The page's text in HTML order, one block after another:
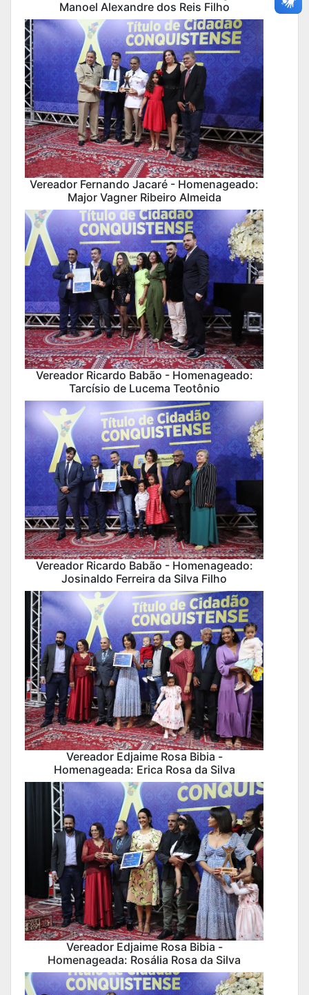
Manoel Alexandre dos Reis Filho
Vereador Fernando Jacaré - Homenageado:
Major Vagner Ribeiro Almeida
Vereador Ricardo Babão - Homenageado:
Tarcísio de Lucema Teotônio
Vereador Ricardo Babão - Homenageado:
Josinaldo Ferreira da Silva Filho
Vereador Edjaime Rosa Bibia -
Homenageada: Erica Rosa da Silva
Vereador Edjaime Rosa Bibia -
Homenageada: Rosália Rosa da Silva